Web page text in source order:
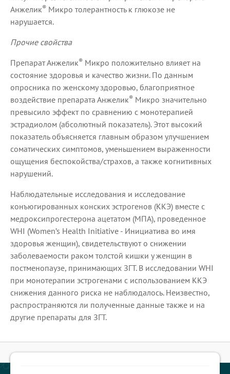
Анжелик® Микро толерантность к глюкозе не
нарушается.
Прочие свойства
Препарат Анжелик® Микро положительно влияет на
состояние здоровья и качество жизни. По данным
опросника по женскому здоровью, благоприятное
воздействие препарата Анжелик® Микро значительно
превысило эффект по сравнению с монотерапией
эстрадиолом (абсолютный показатель). Этот высокий
показатель объясняется главным образом улучшением
соматических симптомов, уменьшением выраженности
ощущения беспокойства/страхов, а также когнитивных
нарушений.
Наблюдательные исследования и исследование
конъюгированных конских эстрогенов (ККЭ) вместе с
медроксипрогестерона ацетатом (МПА), проведенное
WHI (Women’s Health Initiative - Инициатива во имя
здоровья женщин), свидетельствуют о снижении
заболеваемости раком толстой кишки у женщин в
постменопаузе, принимающих ЗГТ. В исследовании WHI
при монотерапии эстрогенами с использованием ККЭ
снижения данного риска не наблюдалось. Неизвестно,
распространяются ли полученные данные также и на
другие препараты для ЗГТ.